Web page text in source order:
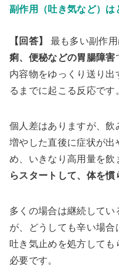
副作用（吐き気など）は
【回答】 最も多い副作用
痢、便秘などの胃腸障害
内容物をゆっくり送り
るまでに起こる反応です
個人差はありますが、
増やした直後に症状が出
め、いきなり高用量を飲
らスタートして、体を慣
多くの場合は継続して
が、どうしても辛い場
吐き気止めを処方して
必要です。